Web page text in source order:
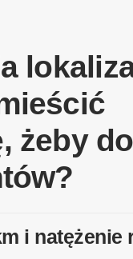
żeby
i natężenie